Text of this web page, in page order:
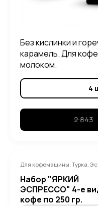
Без кислинки и
карамель. Для
молоком.
4
2 843
Для кофемашины, Турка,
Набор "ЯРКИЙ
ЭСПРЕССО" 4-е
кофе по 250 гр.